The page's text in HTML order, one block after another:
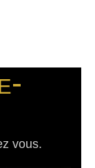
vous.